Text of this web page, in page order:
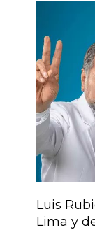
Luis
Lima y